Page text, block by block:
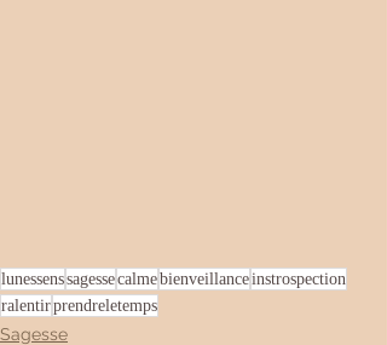
lunessenssagessecalmebienveillanceinstrospection
ralentirprendreletemps
Sagesse